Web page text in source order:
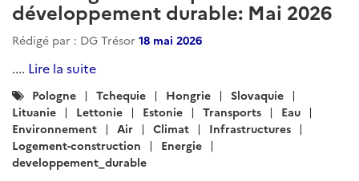
développement durable: Mai 2026
Rédigé par : DG Trésor 18 mai 2026
.... Lire la suite
Catégories
:
Pologne Tchequie Hongrie
Slovaquie
Lituanie
Lettonie Estonie Transports
Eau
Environnement
Air Climat
Infrastructures
Logement-construction
Energie
developpement_durable